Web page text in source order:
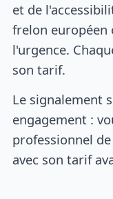
et de
frelon européen
l'urgence.
son tarif.
Le signalement
engagement :
professionnel
avec son tarif